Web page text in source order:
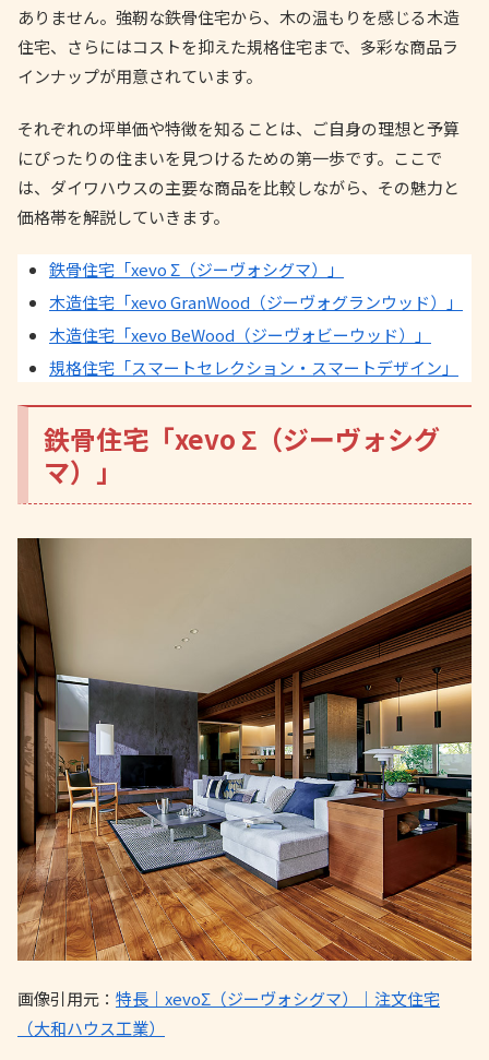
ありません。強靭な鉄骨住宅から、木の温もりを感じる木造
住宅、さらにはコストを抑えた規格住宅まで、多彩な商品ラ
インナップが用意されています。
それぞれの坪単価や特徴を知ることは、ご自身の理想と予算
にぴったりの住まいを見つけるための第一歩です。ここで
は、ダイワハウスの主要な商品を比較しながら、その魅力と
価格帯を解説していきます。
鉄骨住宅「xevo Σ（ジーヴォシグマ）」
木造住宅「xevo GranWood（ジーヴォグランウッド）」
木造住宅「xevo BeWood（ジーヴォビーウッド）」
規格住宅「スマートセレクション・スマートデザイン」
鉄骨住宅「xevo Σ（ジーヴォシグ
マ）」
画像引用元： 特長｜xevoΣ（ジーヴォシグマ）｜注文住宅
（大和ハウス工業）